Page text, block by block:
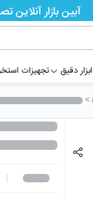
ابزار دقیق تجهیزات
آبین بازار
>